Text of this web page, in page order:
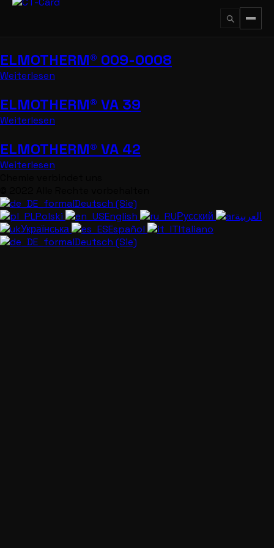
Zum
ELMOTHERM® 009-0008
Weiterlesen
ELMOTHERM® VA 39
Weiterlesen
ELMOTHERM® VA 42
Weiterlesen
Deutsch (Sie)
Polski
English Русский
العربية
Українська
Español
Italiano
Deutsch (Sie)